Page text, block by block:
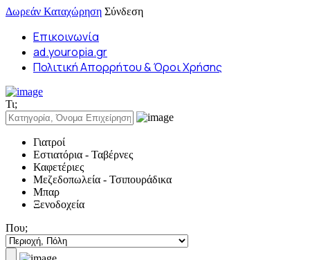
Δωρεάν Καταχώρηση Σύνδεση
Επικοινωνία
ad.youropia.gr
Πολιτική Απορρήτου & Όροι Χρήσης
Τι;
Γιατροί
Εστιατόρια - Ταβέρνες
Καφετέριες
Μεζεδοπωλεία - Τσιπουράδικα
Μπαρ
Ξενοδοχεία
Που;